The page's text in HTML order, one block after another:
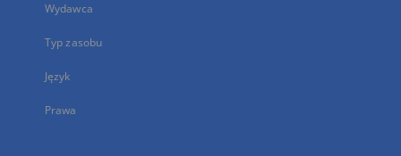
Wydawca
Typ zasobu
Język
Prawa